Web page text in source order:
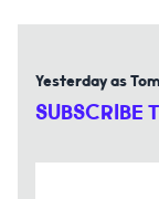
Yesterday as
SUBSCRIBE